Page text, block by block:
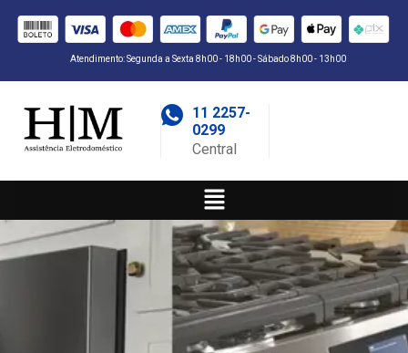
Atendimento: Segunda a Sexta 8h00 - 18h00 - Sábado 8h00 - 13h00
11 2257-
0299
Central